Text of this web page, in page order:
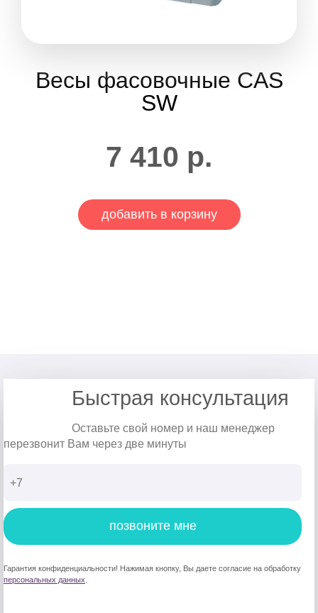
Весы фасовочные CAS
SW
7 410 р.
добавить в корзину
Быстрая консультация
Оставьте свой номер и наш менеджер
перезвонит Вам через две минуты
позвоните мне
Гарантия конфиденциальности! Нажимая кнопку, Вы даете согласие на обработку
персональных данных